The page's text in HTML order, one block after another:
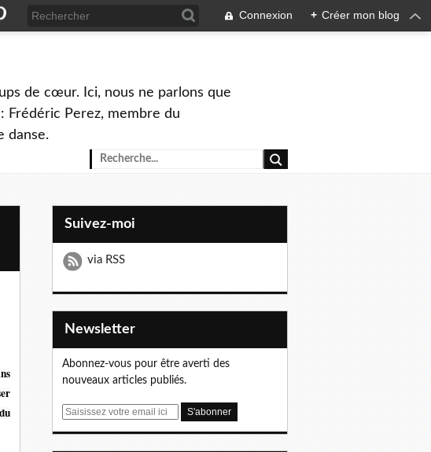
Connexion + Créer mon blog
de cœur. Ici, nous ne parlons que
Frédéric Perez, membre du
danse.
Suivez-moi
via RSS
Newsletter
Abonnez-vous pour être averti des
nouveaux articles publiés.
E